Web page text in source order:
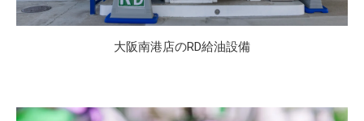
大阪南港店のRD給油設備